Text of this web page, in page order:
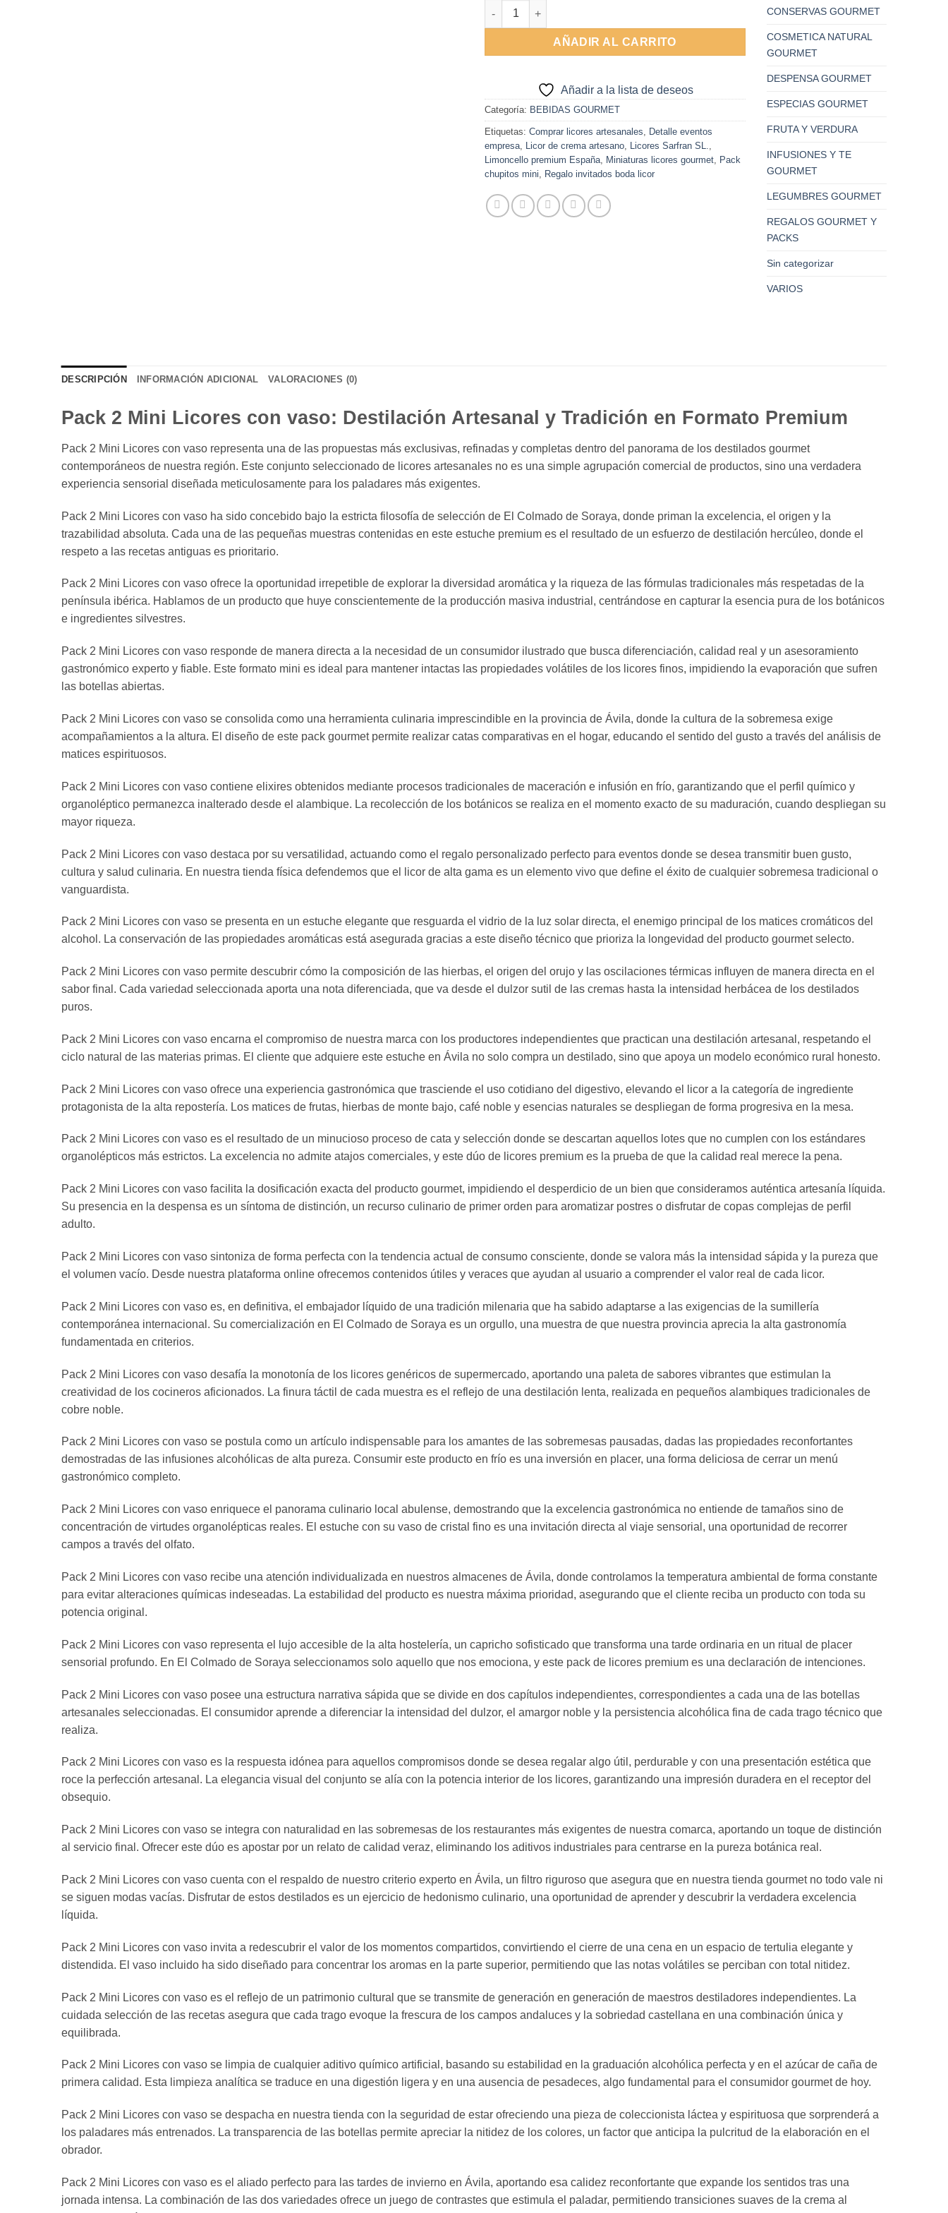
Pack 2 Mini Licores con vaso cantidad
AÑADIR AL CARRITO
Añadir a la lista de deseos
Categoría: BEBIDAS GOURMET
Etiquetas: Comprar licores artesanales, Detalle eventos
empresa, Licor de crema artesano, Licores Sarfran SL.,
Limoncello premium España, Miniaturas licores gourmet, Pack
chupitos mini, Regalo invitados boda licor
CONSERVAS GOURMET
COSMETICA NATURAL
GOURMET
DESPENSA GOURMET
ESPECIAS GOURMET
FRUTA Y VERDURA
INFUSIONES Y TE
GOURMET
LEGUMBRES GOURMET
REGALOS GOURMET Y
PACKS
Sin categorizar
VARIOS
DESCRIPCIÓN INFORMACIÓN ADICIONAL VALORACIONES (0)
Pack 2 Mini Licores con vaso: Destilación Artesanal y Tradición en Formato Premium
Pack 2 Mini Licores con vaso representa una de las propuestas más exclusivas, refinadas y completas dentro del panorama de los destilados gourmet
contemporáneos de nuestra región. Este conjunto seleccionado de licores artesanales no es una simple agrupación comercial de productos, sino una verdadera
experiencia sensorial diseñada meticulosamente para los paladares más exigentes.
Pack 2 Mini Licores con vaso ha sido concebido bajo la estricta filosofía de selección de El Colmado de Soraya, donde priman la excelencia, el origen y la
trazabilidad absoluta. Cada una de las pequeñas muestras contenidas en este estuche premium es el resultado de un esfuerzo de destilación hercúleo, donde el
respeto a las recetas antiguas es prioritario.
Pack 2 Mini Licores con vaso ofrece la oportunidad irrepetible de explorar la diversidad aromática y la riqueza de las fórmulas tradicionales más respetadas de la
península ibérica. Hablamos de un producto que huye conscientemente de la producción masiva industrial, centrándose en capturar la esencia pura de los botánicos
e ingredientes silvestres.
Pack 2 Mini Licores con vaso responde de manera directa a la necesidad de un consumidor ilustrado que busca diferenciación, calidad real y un asesoramiento
gastronómico experto y fiable. Este formato mini es ideal para mantener intactas las propiedades volátiles de los licores finos, impidiendo la evaporación que sufren
las botellas abiertas.
Pack 2 Mini Licores con vaso se consolida como una herramienta culinaria imprescindible en la provincia de Ávila, donde la cultura de la sobremesa exige
acompañamientos a la altura. El diseño de este pack gourmet permite realizar catas comparativas en el hogar, educando el sentido del gusto a través del análisis de
matices espirituosos.
Pack 2 Mini Licores con vaso contiene elixires obtenidos mediante procesos tradicionales de maceración e infusión en frío, garantizando que el perfil químico y
organoléptico permanezca inalterado desde el alambique. La recolección de los botánicos se realiza en el momento exacto de su maduración, cuando despliegan su
mayor riqueza.
Pack 2 Mini Licores con vaso destaca por su versatilidad, actuando como el regalo personalizado perfecto para eventos donde se desea transmitir buen gusto,
cultura y salud culinaria. En nuestra tienda física defendemos que el licor de alta gama es un elemento vivo que define el éxito de cualquier sobremesa tradicional o
vanguardista.
Pack 2 Mini Licores con vaso se presenta en un estuche elegante que resguarda el vidrio de la luz solar directa, el enemigo principal de los matices cromáticos del
alcohol. La conservación de las propiedades aromáticas está asegurada gracias a este diseño técnico que prioriza la longevidad del producto gourmet selecto.
Pack 2 Mini Licores con vaso permite descubrir cómo la composición de las hierbas, el origen del orujo y las oscilaciones térmicas influyen de manera directa en el
sabor final. Cada variedad seleccionada aporta una nota diferenciada, que va desde el dulzor sutil de las cremas hasta la intensidad herbácea de los destilados
puros.
Pack 2 Mini Licores con vaso encarna el compromiso de nuestra marca con los productores independientes que practican una destilación artesanal, respetando el
ciclo natural de las materias primas. El cliente que adquiere este estuche en Ávila no solo compra un destilado, sino que apoya un modelo económico rural honesto.
Pack 2 Mini Licores con vaso ofrece una experiencia gastronómica que trasciende el uso cotidiano del digestivo, elevando el licor a la categoría de ingrediente
protagonista de la alta repostería. Los matices de frutas, hierbas de monte bajo, café noble y esencias naturales se despliegan de forma progresiva en la mesa.
Pack 2 Mini Licores con vaso es el resultado de un minucioso proceso de cata y selección donde se descartan aquellos lotes que no cumplen con los estándares
organolépticos más estrictos. La excelencia no admite atajos comerciales, y este dúo de licores premium es la prueba de que la calidad real merece la pena.
Pack 2 Mini Licores con vaso facilita la dosificación exacta del producto gourmet, impidiendo el desperdicio de un bien que consideramos auténtica artesanía líquida.
Su presencia en la despensa es un síntoma de distinción, un recurso culinario de primer orden para aromatizar postres o disfrutar de copas complejas de perfil
adulto.
Pack 2 Mini Licores con vaso sintoniza de forma perfecta con la tendencia actual de consumo consciente, donde se valora más la intensidad sápida y la pureza que
el volumen vacío. Desde nuestra plataforma online ofrecemos contenidos útiles y veraces que ayudan al usuario a comprender el valor real de cada licor.
Pack 2 Mini Licores con vaso es, en definitiva, el embajador líquido de una tradición milenaria que ha sabido adaptarse a las exigencias de la sumillería
contemporánea internacional. Su comercialización en El Colmado de Soraya es un orgullo, una muestra de que nuestra provincia aprecia la alta gastronomía
fundamentada en criterios.
Pack 2 Mini Licores con vaso desafía la monotonía de los licores genéricos de supermercado, aportando una paleta de sabores vibrantes que estimulan la
creatividad de los cocineros aficionados. La finura táctil de cada muestra es el reflejo de una destilación lenta, realizada en pequeños alambiques tradicionales de
cobre noble.
Pack 2 Mini Licores con vaso se postula como un artículo indispensable para los amantes de las sobremesas pausadas, dadas las propiedades reconfortantes
demostradas de las infusiones alcohólicas de alta pureza. Consumir este producto en frío es una inversión en placer, una forma deliciosa de cerrar un menú
gastronómico completo.
Pack 2 Mini Licores con vaso enriquece el panorama culinario local abulense, demostrando que la excelencia gastronómica no entiende de tamaños sino de
concentración de virtudes organolépticas reales. El estuche con su vaso de cristal fino es una invitación directa al viaje sensorial, una oportunidad de recorrer
campos a través del olfato.
Pack 2 Mini Licores con vaso recibe una atención individualizada en nuestros almacenes de Ávila, donde controlamos la temperatura ambiental de forma constante
para evitar alteraciones químicas indeseadas. La estabilidad del producto es nuestra máxima prioridad, asegurando que el cliente reciba un producto con toda su
potencia original.
Pack 2 Mini Licores con vaso representa el lujo accesible de la alta hostelería, un capricho sofisticado que transforma una tarde ordinaria en un ritual de placer
sensorial profundo. En El Colmado de Soraya seleccionamos solo aquello que nos emociona, y este pack de licores premium es una declaración de intenciones.
Pack 2 Mini Licores con vaso posee una estructura narrativa sápida que se divide en dos capítulos independientes, correspondientes a cada una de las botellas
artesanales seleccionadas. El consumidor aprende a diferenciar la intensidad del dulzor, el amargor noble y la persistencia alcohólica fina de cada trago técnico que
realiza.
Pack 2 Mini Licores con vaso es la respuesta idónea para aquellos compromisos donde se desea regalar algo útil, perdurable y con una presentación estética que
roce la perfección artesanal. La elegancia visual del conjunto se alía con la potencia interior de los licores, garantizando una impresión duradera en el receptor del
obsequio.
Pack 2 Mini Licores con vaso se integra con naturalidad en las sobremesas de los restaurantes más exigentes de nuestra comarca, aportando un toque de distinción
al servicio final. Ofrecer este dúo es apostar por un relato de calidad veraz, eliminando los aditivos industriales para centrarse en la pureza botánica real.
Pack 2 Mini Licores con vaso cuenta con el respaldo de nuestro criterio experto en Ávila, un filtro riguroso que asegura que en nuestra tienda gourmet no todo vale ni
se siguen modas vacías. Disfrutar de estos destilados es un ejercicio de hedonismo culinario, una oportunidad de aprender y descubrir la verdadera excelencia
líquida.
Pack 2 Mini Licores con vaso invita a redescubrir el valor de los momentos compartidos, convirtiendo el cierre de una cena en un espacio de tertulia elegante y
distendida. El vaso incluido ha sido diseñado para concentrar los aromas en la parte superior, permitiendo que las notas volátiles se perciban con total nitidez.
Pack 2 Mini Licores con vaso es el reflejo de un patrimonio cultural que se transmite de generación en generación de maestros destiladores independientes. La
cuidada selección de las recetas asegura que cada trago evoque la frescura de los campos andaluces y la sobriedad castellana en una combinación única y
equilibrada.
Pack 2 Mini Licores con vaso se limpia de cualquier aditivo químico artificial, basando su estabilidad en la graduación alcohólica perfecta y en el azúcar de caña de
primera calidad. Esta limpieza analítica se traduce en una digestión ligera y en una ausencia de pesadeces, algo fundamental para el consumidor gourmet de hoy.
Pack 2 Mini Licores con vaso se despacha en nuestra tienda con la seguridad de estar ofreciendo una pieza de coleccionista láctea y espirituosa que sorprenderá a
los paladares más entrenados. La transparencia de las botellas permite apreciar la nitidez de los colores, un factor que anticipa la pulcritud de la elaboración en el
obrador.
Pack 2 Mini Licores con vaso es el aliado perfecto para las tardes de invierno en Ávila, aportando esa calidez reconfortante que expande los sentidos tras una
jornada intensa. La combinación de las dos variedades ofrece un juego de contrastes que estimula el paladar, permitiendo transiciones suaves de la crema al